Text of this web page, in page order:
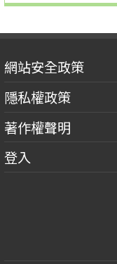
網站安全政策
隱私權政策
著作權聲明
登入